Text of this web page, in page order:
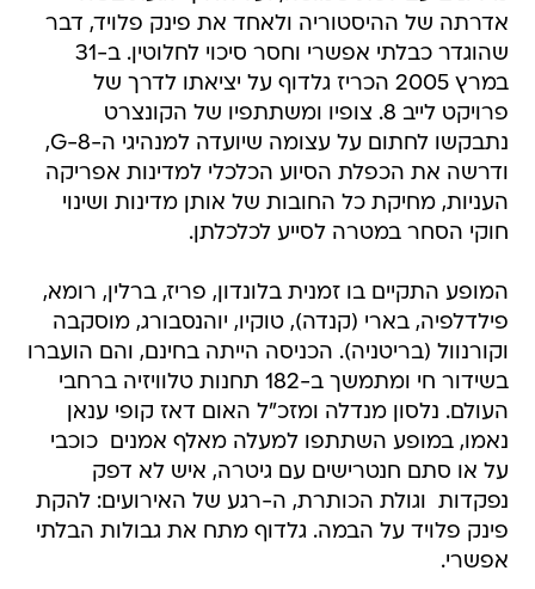
אדרתה של ההיסטוריה ולאחד את פינק פלויד, דבר
שהוגדר כבלתי אפשרי וחסר סיכוי לחלוטין. ב-31
במרץ 2005 הכריז גלדוף על יציאתו לדרך של
פרויקט לייב 8. צופיו ומשתתפיו של הקונצרט
נתבקשו לחתום על עצומה שיועדה למנהיגי ה-G-8,
ודרשה את הכפלת הסיוע הכלכלי למדינות אפריקה
העניות, מחיקת כל החובות של אותן מדינות ושינוי
חוקי הסחר במטרה לסייע לכלכלתן.
המופע התקיים בו זמנית בלונדון, פריז, ברלין, רומא,
פילדלפיה, בארי (קנדה), טוקיו, יוהנסבורג, מוסקבה
וקורנוול (בריטניה). הכניסה הייתה בחינם, והם הועברו
בשידור חי ומתמשך ב-182 תחנות טלוויזיה ברחבי
העולם. נלסון מנדלה ומזכ"ל האום דאז קופי ענאן
נאמו, במופע השתתפו למעלה מאלף אמנים  כוכבי
על או סתם חנטרישים עם גיטרה, איש לא דפק
נפקדות  וגולת הכותרת, ה-רגע של האירועים: להקת
פינק פלויד על הבמה. גלדוף מתח את גבולות הבלתי
אפשרי.